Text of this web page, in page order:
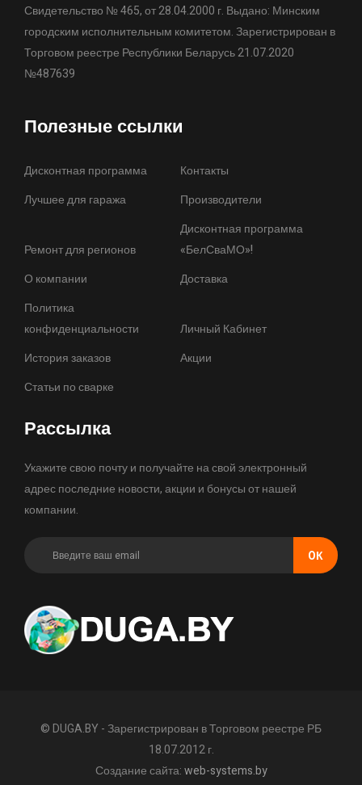
Свидетельство № 465, от 28.04.2000 г. Выдано: Минским
городским исполнительным комитетом. Зарегистрирован в
Торговом реестре Республики Беларусь 21.07.2020
№487639
Полезные ссылки
Дисконтная программа
Контакты
Лучшее для гаража
Производители
Ремонт для регионов
Дисконтная программа
«БелСваМО»!
О компании
Доставка
Политика
конфиденциальности
Личный Кабинет
История заказов
Акции
Статьи по сварке
Рассылка
Укажите свою почту и получайте на свой электронный
адрес последние новости, акции и бонусы от нашей
компании.
OК
© DUGA.BY - Зарегистрирован в Торговом реестре РБ
18.07.2012 г.
Создание сайта:web-systems.by